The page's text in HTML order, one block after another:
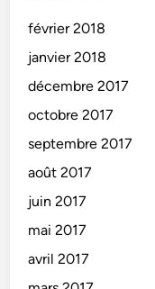
février 2018
janvier 2018
décembre 2017
octobre 2017
septembre 2017
août 2017
juin 2017
mai 2017
avril 2017